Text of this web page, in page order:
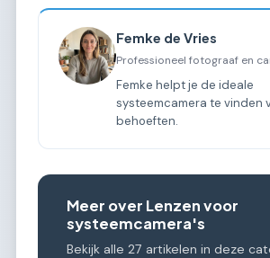
Femke de Vries
Professioneel fotograaf en
Femke helpt je de ideale
systeemcamera te vinden
behoeften.
Meer over Lenzen voor
systeemcamera's
Bekijk alle 27 artikelen in deze